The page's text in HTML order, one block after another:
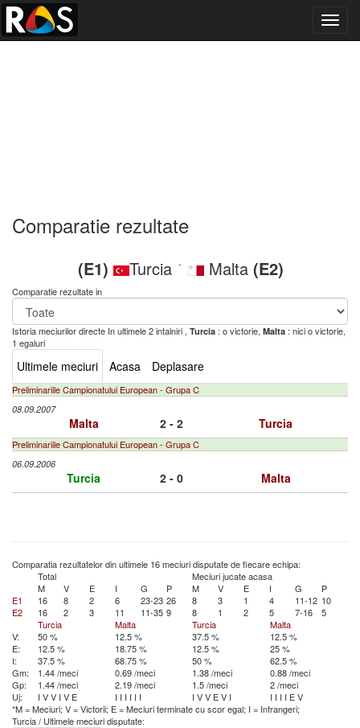
Comparatie rezultate
(E1) Turcia - Malta (E2)
Comparatie rezultate in
Istoria meciurilor directe In ultimele 2 intalniri , Turcia : o victorie, Malta : nici o victorie,
1 egaluri
Ultimele meciuri Acasa Deplasare
Preliminariile Campionatului European - Grupa C
08.09.2007
Malta 2 - 2 Turcia
Preliminariile Campionatului European - Grupa C
06.09.2006
Turcia 2 - 0 Malta
Comparatia rezultatelor din ultimele 16 meciuri disputate de fiecare echipa:
Total
Meciuri jucate acasa
M
V E I G P M V E I G
P
E1
16 8 2 6 23-23 26 8 3 1 4 11-12 10
E2
16 2 3 11 11-35 9 8 1 2 5 7-16
5
Turcia
Malta Turcia
Malta
V:
50 % 12.5 % 37.5 %
12.5 %
E:
12.5 % 18.75 % 12.5 %
25 %
I:
37.5 % 68.75 % 50 %
62.5 %
Gm:
1.44 /meci 0.69 /meci 1.38 /meci
0.88 /meci
Gp:
1.44 /meci 2.19 /meci 1.5 /meci
2 /meci
Uj:
I VV I V E I I I I I I I VV EV I I I I I EV
*M = Meciuri; V = Victorii; E = Meciuri terminate cu scor egal; I = Infrangeri;
Turcia/ Ultimele meciuri disputate: